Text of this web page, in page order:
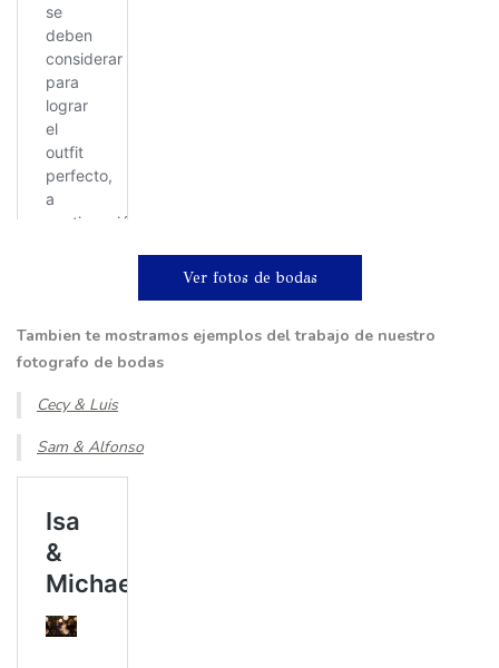
Ver fotos de bodas
Tambien te mostramos ejemplos del trabajo de nuestro
fotografo de bodas
Cecy & Luis
Sam & Alfonso